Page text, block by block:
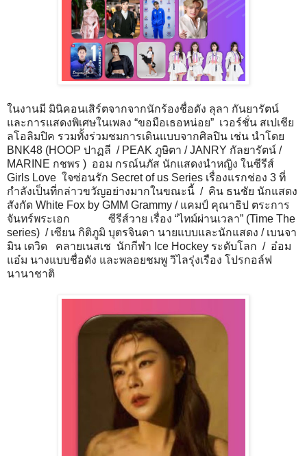
ในงานมี มินิคอนเสิร์ตจากจากนักร้องชื่อดัง ลุลา กันยารัตน์
และการแสดงพิเศษในเพลง “ขอมือเธอหน่อย” เวอร์ชั่น สเปเชีย
ลโอลิมปิค รวมทั้งร่วมชมการเดินแบบจากศิลปิน เช่น นำโดย
BNK48 (HOOP ปาฏลี / PEAK ภูษิตา / JANRY กัลยารัตน์ /
MARINE กชพร ) ออม กรณ์นภัส นักแสดงนำหญิง ในซีรีส์
Girls Love ใจซ่อนรัก Secret of us Series เรื่องแรกช่อง 3 ที่
กำลังเป็นที่กล่าวขวัญอย่างมากในขณะนี้ / คิน ธนชัย นักแสดง
สังกัด White Fox by GMM Grammy / แคมป์ คุณาธิป ตระการ
จันทร์พระเอก ซีรีส์วาย เรื่อง “ไทม์ผ่านเวลา” (Time The
series) / เซียน กิติภูมิ บุตรจินดา นายแบบและนักแสดง / เบนจา
มิน เดวิด คลายเนสเช นักกีฬา Ice Hockey ระดับโลก / อ๋อม
แอ๋ม นางแบบชื่อดัง และพลอยชมพู วิไลรุ่งเรือง โปรกอล์ฟ
นานาชาติ